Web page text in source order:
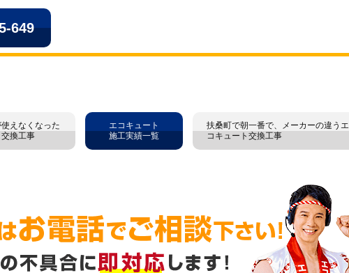
649
えなくなった
換工事
扶桑町で朝一番で、メーカーの違うエ
コキュート交換工事
エコキュート
施工実績一覧